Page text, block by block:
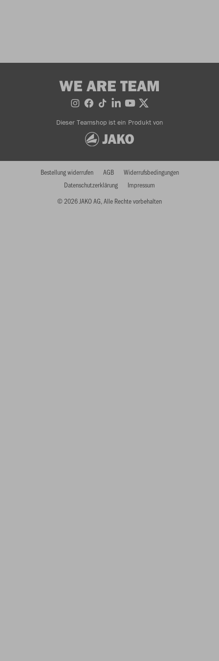
WE ARE TEAM
Dieser Teamshop ist ein Produkt von
© 2026 JAKO AG, Alle Rechte vorbehalten
Bestellung widerrufen AGB
Widerrufsbedingungen
Datenschutzerklärung
Impressum